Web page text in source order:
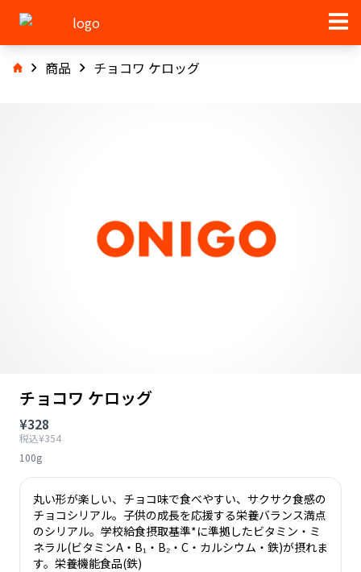
商品 チョコワ ケロッグ
チョコワ ケロッグ
¥328
税込¥354
100g
丸い形が楽しい、チョコ味で食べやすい、サクサク食感の
チョコシリアル。子供の成長を応援する栄養バランス満点
のシリアル。学校給食摂取基準*に準拠したビタミン・ミ
ネラル(ビタミンA・B₁・B₂・C・カルシウム・鉄)が摂れま
す。栄養機能食品(鉄)